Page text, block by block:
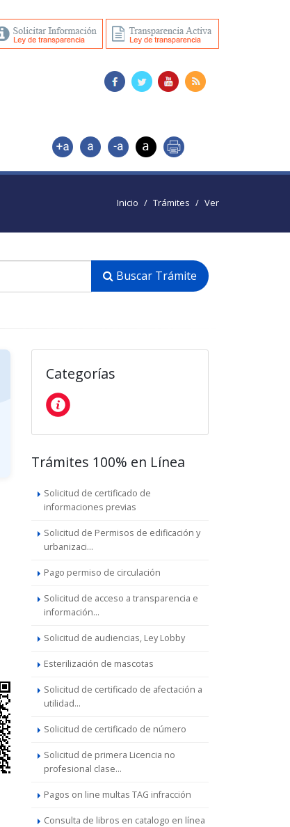
Inicio Trámites Ver
Buscar Trámite
Categorías
Trámites 100% en Línea
Solicitud de certificado de
informaciones previas
Solicitud de Permisos de edificación y
urbanizaci...
Pago permiso de circulación
Solicitud de acceso a transparencia e
información...
Solicitud de audiencias, Ley Lobby
Esterilización de mascotas
Solicitud de certificado de afectación a
utilidad...
Solicitud de certificado de número
Solicitud de primera Licencia no
profesional clase...
Pagos on line multas TAG infracción
Consulta de libros en catalogo en línea